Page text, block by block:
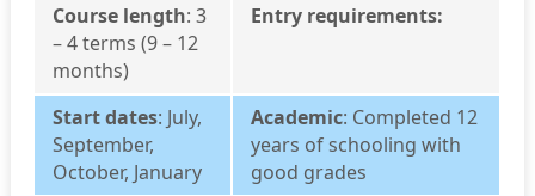
Course length: 3
– 4 terms (9 – 12
months)
Entry requirements:
Start dates: July,
September,
October, January
Academic: Completed 12
years of schooling with
good grades